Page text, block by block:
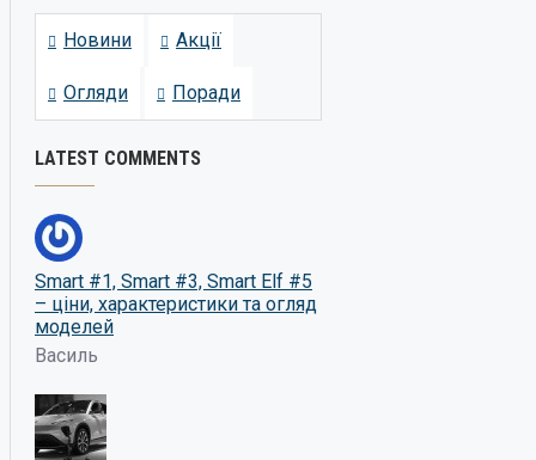
Новини Акції
Огляди Поради
LATEST COMMENTS
Smart #1, Smart #3, Smart Elf #5
– ціни, характеристики та огляд
моделей
Василь